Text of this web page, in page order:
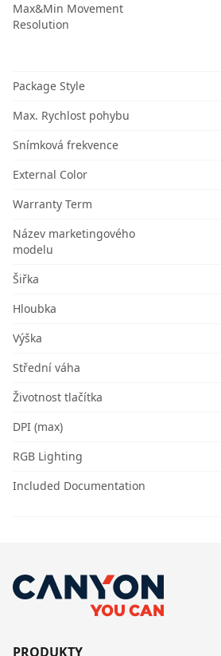
Max&Min Movement
Resolution
Package Style
Max. Rychlost pohybu
Snímková frekvence
External Color
Warranty Term
Název marketingového
modelu
Šiřka
Hloubka
Výška
Střední váha
Životnost tlačítka
DPI (max)
RGB Lighting
Included Documentation
PRODUKTY